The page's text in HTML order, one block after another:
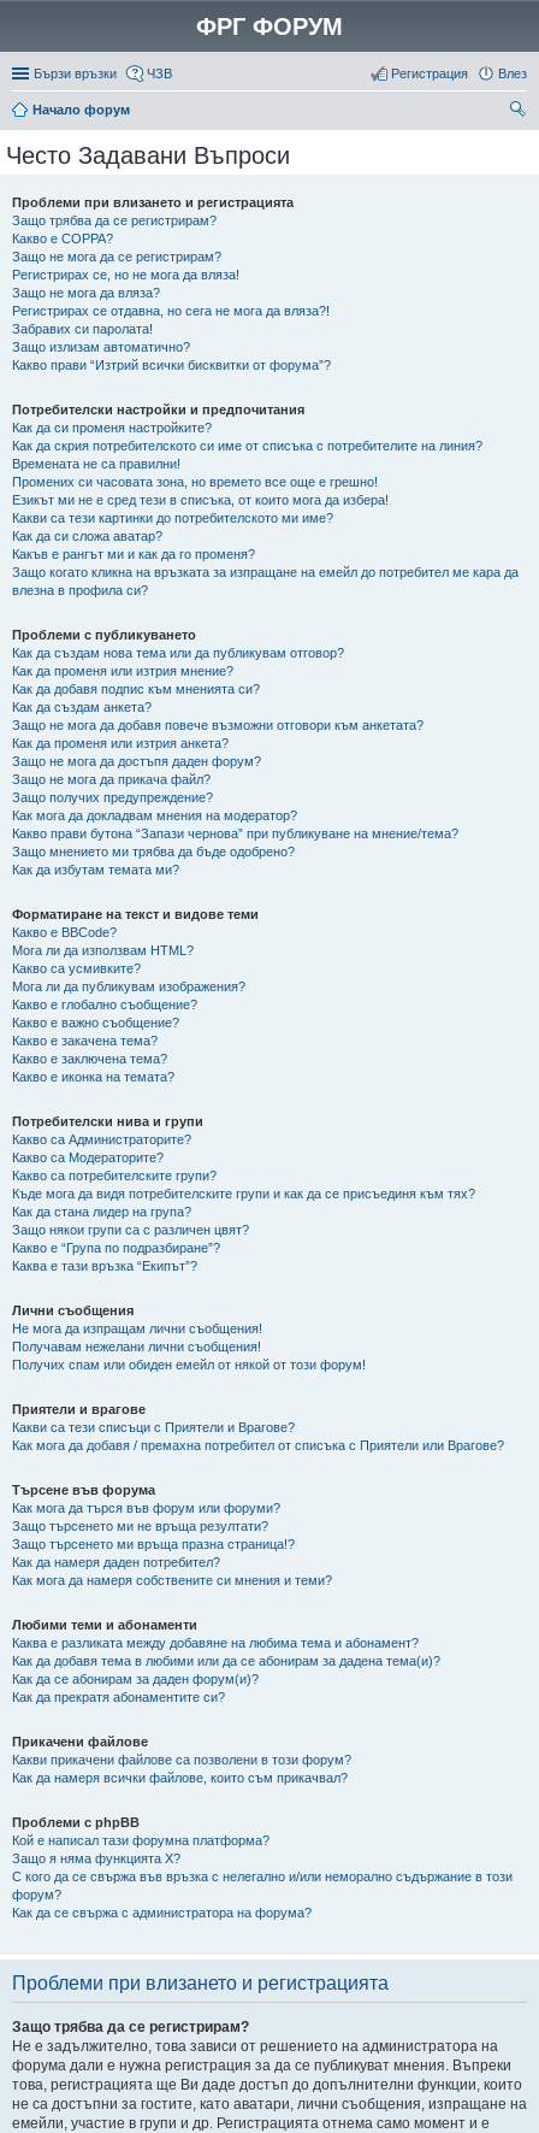
ФРГ ФОРУМ
Бързи връзки ЧЗВ Влез
Регистрация
Начало форум
Често Задавани Въпроси
Проблеми при влизането и регистрацията
Защо трябва да се регистрирам?
Какво е COPPA?
Защо не мога да се регистрирам?
Регистрирах се, но не мога да вляза!
Защо не мога да вляза?
Регистрирах се отдавна, но сега не мога да вляза?!
Забравих си паролата!
Защо излизам автоматично?
Какво прави “Изтрий всички бисквитки от форума”?
Потребителски настройки и предпочитания
Как да си променя настройките?
Как да скрия потребителското си име от списъка с потребителите на линия?
Времената не са правилни!
Промених си часовата зона, но времето все още е грешно!
Езикът ми не е сред тези в списъка, от които мога да избера!
Какви са тези картинки до потребителското ми име?
Как да си сложа аватар?
Какъв е рангът ми и как да го променя?
Защо когато кликна на връзката за изпращане на емейл до потребител ме кара да
влезна в профила си?
Проблеми с публикуването
Как да създам нова тема или да публикувам отговор?
Как да променя или изтрия мнение?
Как да добавя подпис към мненията си?
Как да създам анкета?
Защо не мога да добавя повече възможни отговори към анкетата?
Как да променя или изтрия анкета?
Защо не мога да достъпя даден форум?
Защо не мога да прикача файл?
Защо получих предупреждение?
Как мога да докладвам мнения на модератор?
Какво прави бутона “Запази чернова” при публикуване на мнение/тема?
Защо мнението ми трябва да бъде одобрено?
Как да избутам темата ми?
Форматиране на текст и видове теми
Какво е BBCode?
Мога ли да използвам HTML?
Какво са усмивките?
Мога ли да публикувам изображения?
Какво е глобално съобщение?
Какво е важно съобщение?
Какво е закачена тема?
Какво е заключена тема?
Какво е иконка на темата?
Потребителски нива и групи
Какво са Администраторите?
Какво са Модераторите?
Какво са потребителските групи?
Къде мога да видя потребителските групи и как да се присъединя към тях?
Как да стана лидер на група?
Защо някои групи са с различен цвят?
Какво е “Група по подразбиране”?
Каква е тази връзка “Екипът”?
Лични съобщения
Не мога да изпращам лични съобщения!
Получавам нежелани лични съобщения!
Получих спам или обиден емейл от някой от този форум!
Приятели и врагове
Какви са тези списъци с Приятели и Врагове?
Как мога да добавя / премахна потребител от списъка с Приятели или Врагове?
Търсене във форума
Как мога да търся във форум или форуми?
Защо търсенето ми не връща резултати?
Защо търсенето ми връща празна страница!?
Как да намеря даден потребител?
Как мога да намеря собствените си мнения и теми?
Любими теми и абонаменти
Каква е разликата между добавяне на любима тема и абонамент?
Как да добавя тема в любими или да се абонирам за дадена тема(и)?
Как да се абонирам за даден форум(и)?
Как да прекратя абонаментите си?
Прикачени файлове
Какви прикачени файлове са позволени в този форум?
Как да намеря всички файлове, които съм прикачвал?
Проблеми с phpBB
Кой е написал тази форумна платформа?
Защо я няма функцията X?
С кого да се свържа във връзка с нелегално и/или неморално съдържание в този
форум?
Как да се свържа с администратора на форума?
Проблеми при влизането и регистрацията
Защо трябва да се регистрирам?
Не е задължително, това зависи от решението на администратора на
форума дали е нужна регистрация за да се публикуват мнения. Въпреки
това, регистрацията ще Ви даде достъп до допълнителни функции, които
не са достъпни за гостите, като аватари, лични съобщения, изпращане на
емейли, участие в групи и др. Регистрацията отнема само момент и е